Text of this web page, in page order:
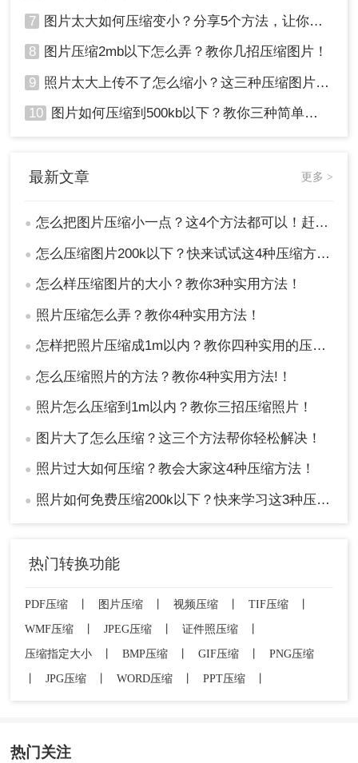
7 图片太大如何压缩变小？分享5个方法，让你轻松调整图片大小
8 图片压缩2mb以下怎么弄？教你几招压缩图片！
9 照片太大上传不了怎么缩小？这三种压缩图片的方法非常实用！
10 图片如何压缩到500kb以下？教你三种简单方法！
最新文章 更多 >
● 怎么把图片压缩小一点？这4个方法都可以！赶紧试试！
● 怎么压缩图片200k以下？快来试试这4种压缩方法!！
● 怎么样压缩图片的大小？教你3种实用方法！
● 照片压缩怎么弄？教你4种实用方法！
● 怎样把照片压缩成1m以内？教你四种实用的压缩方法！
● 怎么压缩照片的方法？教你4种实用方法!！
● 照片怎么压缩到1m以内？教你三招压缩照片！
● 图片大了怎么压缩？这三个方法帮你轻松解决！
● 照片过大如何压缩？教会大家这4种压缩方法！
● 照片如何免费压缩200k以下？快来学习这3种压缩方法！
热门转换功能
PDF压缩 图片压缩 视频压缩 TIF压缩
WMF压缩
JPEG压缩 证件照压缩
压缩指定大小
BMP压缩 GIF压缩
PNG压缩
JPG压缩 WORD压缩 PPT压缩
热门关注